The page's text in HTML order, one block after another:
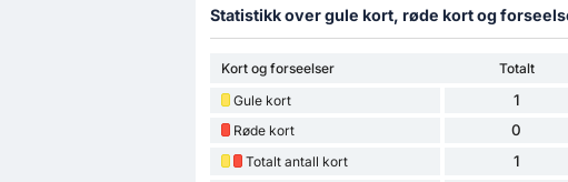
Statistikk over gule kort, røde kort og
Kort og forseelser Totalt
Gule kort
1
Røde kort 0
Totalt antall kort 1